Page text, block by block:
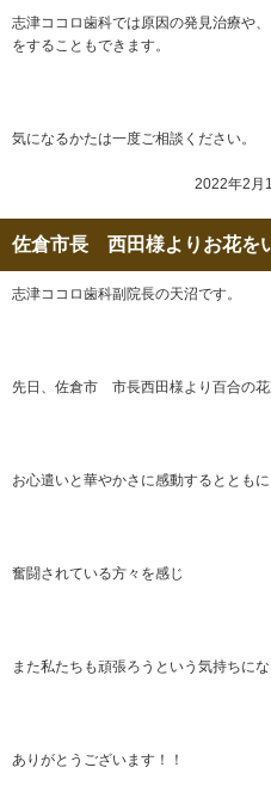
志津ココロ歯科では原因の発見治療や
をすることもできます。
気になるかたは一度ご相談ください。
2022年2月
佐倉市長 西田様よりお花を
志津ココロ歯科副院長の天沼です。
先日、佐倉市 市長西田様より百合の花
お心遣いと華やかさに感動するととも
奮闘されている方々を感じ
また私たちも頑張ろうという気持ちにな
ありがとうございます！！